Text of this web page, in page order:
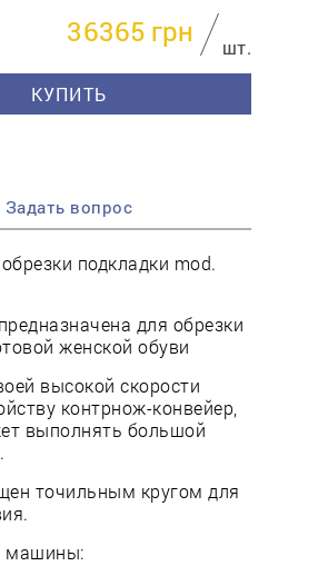
36365 грн
шт.
КУПИТЬ
Задать вопрос
подкладки mod.
для обрезки
женской обуви
высокой скорости
контрнож-конвейер,
выполнять большой
точильным кругом для
машины: